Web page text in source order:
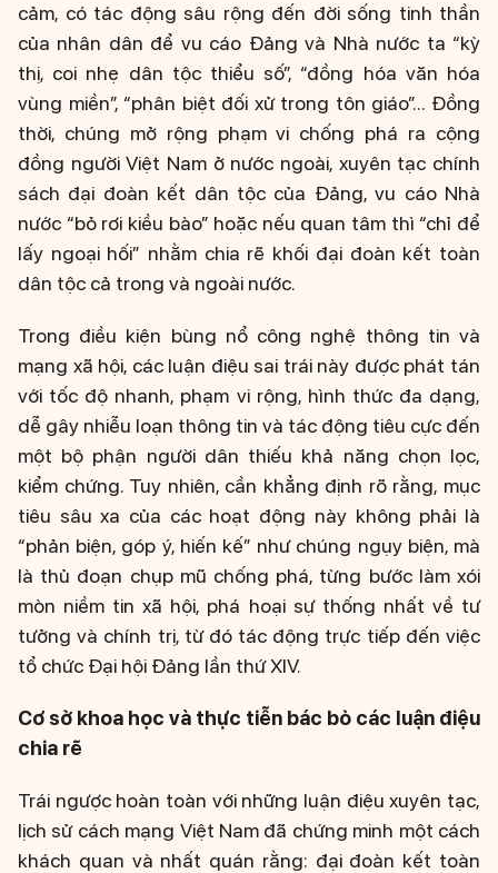
cảm, có tác động sâu rộng đến đời sống tinh thần
của nhân dân để vu cáo Đảng và Nhà nước ta “kỳ
thị, coi nhẹ dân tộc thiểu số”, “đồng hóa văn hóa
vùng miền”, “phân biệt đối xử trong tôn giáo”... Đồng
thời, chúng mở rộng phạm vi chống phá ra cộng
đồng người Việt Nam ở nước ngoài, xuyên tạc chính
sách đại đoàn kết dân tộc của Đảng, vu cáo Nhà
nước “bỏ rơi kiều bào” hoặc nếu quan tâm thì “chỉ để
lấy ngoại hối” nhằm chia rẽ khối đại đoàn kết toàn
dân tộc cả trong và ngoài nước.
Trong điều kiện bùng nổ công nghệ thông tin và
mạng xã hội, các luận điệu sai trái này được phát tán
với tốc độ nhanh, phạm vi rộng, hình thức đa dạng,
dễ gây nhiễu loạn thông tin và tác động tiêu cực đến
một bộ phận người dân thiếu khả năng chọn lọc,
kiểm chứng. Tuy nhiên, cần khẳng định rõ rằng, mục
tiêu sâu xa của các hoạt động này không phải là
“phản biện, góp ý, hiến kế” như chúng ngụy biện, mà
là thủ đoạn chụp mũ chống phá, từng bước làm xói
mòn niềm tin xã hội, phá hoại sự thống nhất về tư
tưởng và chính trị, từ đó tác động trực tiếp đến việc
tổ chức Đại hội Đảng lần thứ XIV.
Cơ sở khoa học và thực tiễn bác bỏ các luận điệu
chia rẽ
Trái ngược hoàn toàn với những luận điệu xuyên tạc,
lịch sử cách mạng Việt Nam đã chứng minh một cách
khách quan và nhất quán rằng: đại đoàn kết toàn